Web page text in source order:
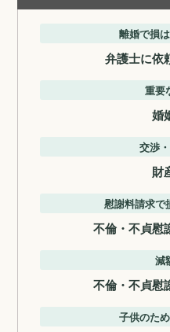
離婚で損
弁護士に依
重要
婚
交渉
財
慰謝料請求で
不倫・不貞慰
減
不倫・不貞慰
子供のた